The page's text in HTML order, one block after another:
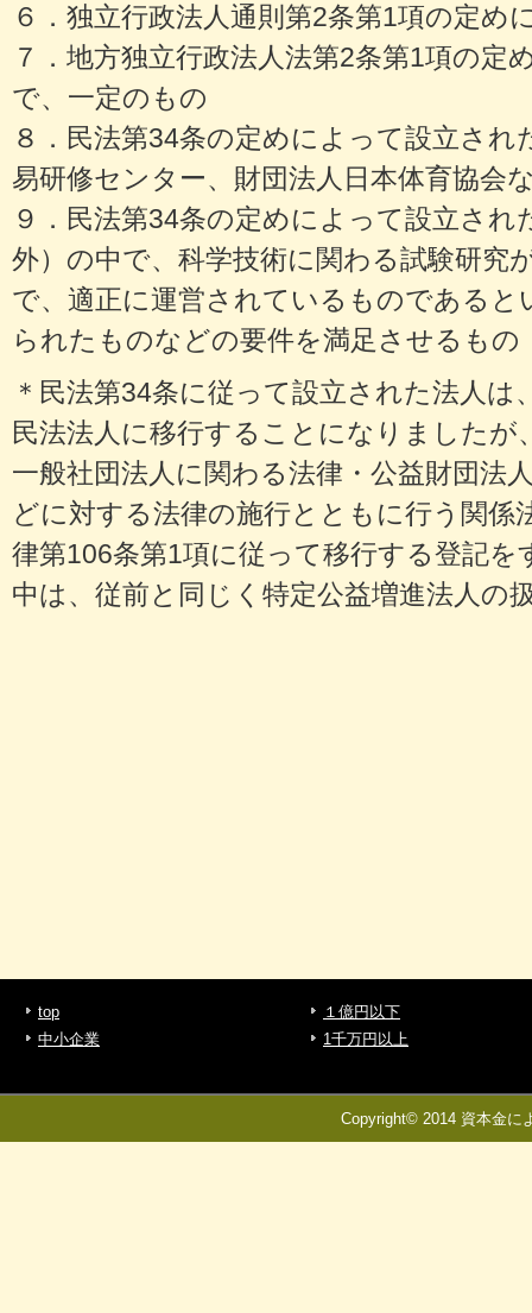
６．独立行政法人通則第2条第1項の定め
７．地方独立行政法人法第2条第1項の定
で、一定のもの
８．民法第34条の定めによって設立され
易研修センター、財団法人日本体育協会
９．民法第34条の定めによって設立され
外）の中で、科学技術に関わる試験研究
で、適正に運営されているものであると
られたものなどの要件を満足させるもの
＊民法第34条に従って設立された法人は
民法法人に移行することになりましたが
一般社団法人に関わる法律・公益財団法
どに対する法律の施行とともに行う関係
律第106条第1項に従って移行する登記
中は、従前と同じく特定公益増進法人の
top
中小企業
１億円以下
1千万円以上
Copyright© 2014 資本金に